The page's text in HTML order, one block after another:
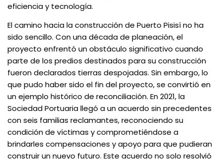
eficiencia y tecnología.
El camino hacia la construcción de Puerto Pisisí no ha
sido sencillo. Con una década de planeación, el
proyecto enfrentó un obstáculo significativo cuando
parte de los predios destinados para su construcción
fueron declarados tierras despojadas. Sin embargo, lo
que pudo haber sido el fin del proyecto, se convirtió en
un ejemplo histórico de reconciliación. En 2021, la
Sociedad Portuaria llegó a un acuerdo sin precedentes
con seis familias reclamantes, reconociendo su
condición de víctimas y comprometiéndose a
brindarles compensaciones y apoyo para que pudieran
construir un nuevo futuro. Este acuerdo no solo resolvió